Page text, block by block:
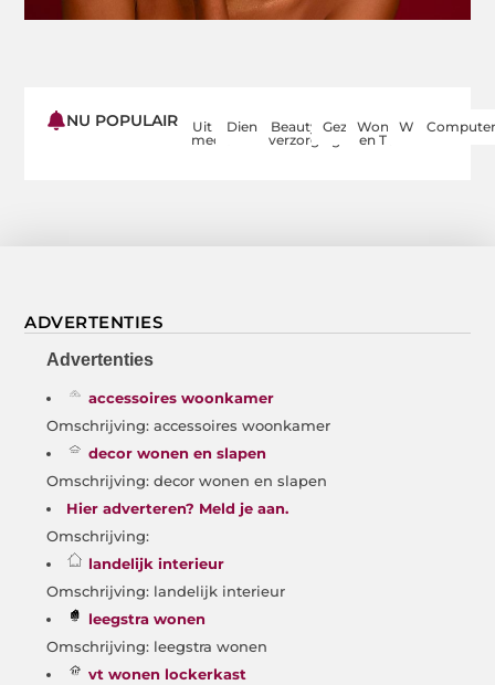
NU POPULAIR
Uit de
media
Dienstverlening
Beauty en
verzorging
Gezondheid
Woning
en Tuin
Winkelen
ADVERTENTIES
Advertenties
accessoires woonkamer
Omschrijving: accessoires woonkamer
decor wonen en slapen
Omschrijving: decor wonen en slapen
Hier adverteren? Meld je aan.
Omschrijving:
landelijk interieur
Omschrijving: landelijk interieur
leegstra wonen
Omschrijving: leegstra wonen
vt wonen lockerkast